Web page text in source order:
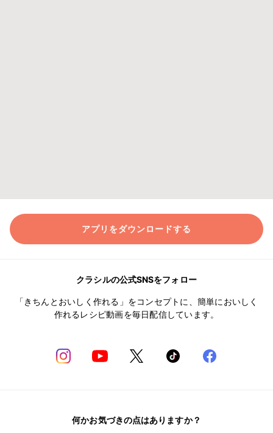
アプリをダウンロードする
クラシルの公式SNSをフォロー
「きちんとおいしく作れる」をコンセプトに、簡単においしく
作れるレシピ動画を毎日配信しています。
何かお気づきの点はありますか？